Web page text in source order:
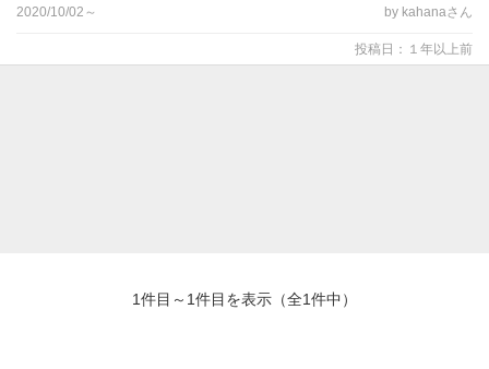
2020/10/02～
by kahanaさん
投稿日：１年以上前
1件目～1件目を表示（全1件中）